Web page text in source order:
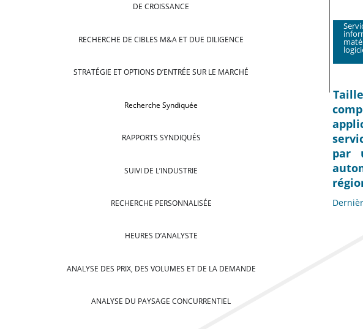
DE CROISSANCE
RECHERCHE DE CIBLES M&A ET DUE DILIGENCE
STRATÉGIE ET OPTIONS D’ENTRÉE SUR LE MARCHÉ
Recherche Syndiquée
RAPPORTS SYNDIQUÉS
SUIVI DE L’INDUSTRIE
RECHERCHE PERSONNALISÉE
HEURES D’ANALYSTE
ANALYSE DES PRIX, DES VOLUMES ET DE LA DEMANDE
ANALYSE DU PAYSAGE CONCURRENTIEL
par